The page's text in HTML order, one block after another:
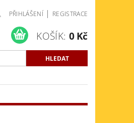
PŘIHLÁŠENÍ | REGISTRACE
KOŠÍK: 0 Kč